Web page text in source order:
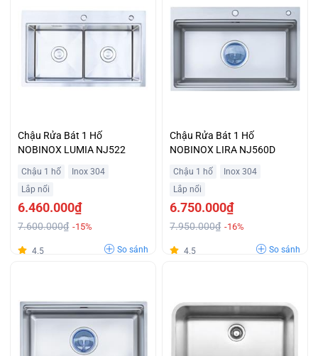
Chậu Rửa Bát 1 Hố
NOBINOX LUMIA NJ522
Chậu 1 hố
Inox 304
Lắp nổi
6.460.000₫
7.600.000₫ -15%
4.5 So sánh
Chậu Rửa Bát 1 Hố
NOBINOX LIRA NJ560D
Chậu 1 hố
Inox 304
Lắp nổi
6.750.000₫
7.950.000₫ -16%
4.5 So sánh